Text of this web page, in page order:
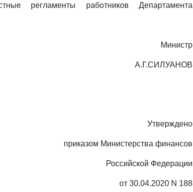
регламенты работников Департамента
Министр
А.Г.СИЛУАНОВ
Утверждено
приказом Министерства финансов
Российской Федерации
от 30.04.2020 N 188